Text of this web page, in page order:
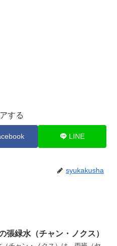
する
LINE
syukakusha
張緑水（チャン・ノクス）